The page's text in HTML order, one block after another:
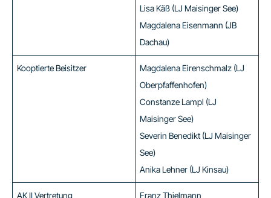
Lisa Käß (LJ Maisinger See)
Magdalena Eisenmann (JB
Dachau)
Kooptierte Beisitzer
Magdalena Eirenschmalz (LJ
Oberpfaffenhofen)
Constanze Lampl (LJ
Maisinger See)
Severin Benedikt (LJ Maisinger
See)
Anika Lehner (LJ Kinsau)
AK II Vertretung
Franz Thielmann